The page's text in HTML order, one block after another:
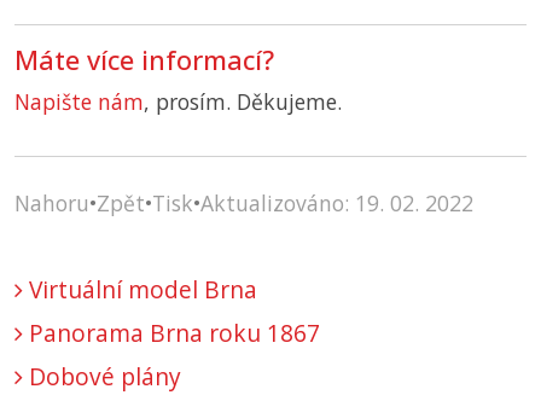
Máte více informací?
Napište nám, prosím. Děkujeme.
Nahoru•Zpět•Tisk•Aktualizováno: 19. 02. 2022
Virtuální model Brna
Panorama Brna roku 1867
Dobové plány